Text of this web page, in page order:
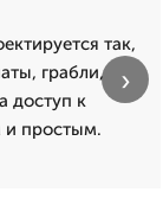
так,
грабли,
доступ к
и простым.
›